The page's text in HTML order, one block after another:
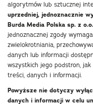
algorytmów lub sztucznej
uprzedniej, jednoznacznie
Burda Media Polska sp. z o.o.
jednoznacznej zgody
zwielokrotniania,
danych lub informacji
wszystkich jego podstron,
treści, danych i informacji.
Powyższe nie dotyczy
danych i informacji w celu